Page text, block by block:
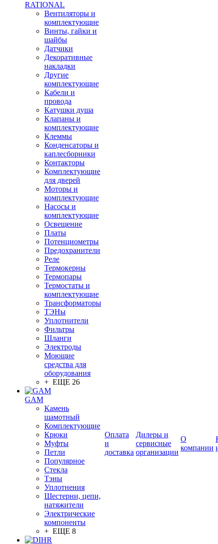
RATIONAL
Вентиляторы и
комплектующие
Винты, гайки и
шайбы
Датчики
Декоративные
накладки
Другие
комплектующие
Кабели и
провода
Катушки душа
Клапаны и
комплектующие
Клеммы
Конденсаторы и
каплесборники
Контакторы
Комплектующие
для дверей
Моторы и
комплектующие
Насосы и
комплектующие
Освещение
Платы
Потенциометры
Предохранители
Реле
Термокерны
Термопары
Термостаты и
комплектующие
Трансформаторы
ТЭНы
Уплотнители
Фильтры
Шланги
Электроды
Моющие
средства для
оборудования
+ ЕЩЕ 26
GAM
Камень
шамотный
Комплектующие
Крюки
Муфты
Петли
Популярное
Стекла
Тэны
Уплотнения
Шестерни, цепи,
натяжители
Электрические
компоненты
+ ЕЩЕ 8
Оплата
и
доставка
Дилеры и
сервисные
организации
О
компании